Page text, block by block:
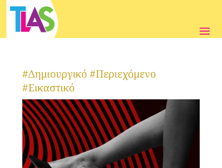
#Δημιουργικό #Περιεχόμενο
#Εικαστικό